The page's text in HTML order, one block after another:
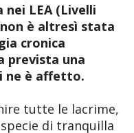
LEA (Livelli
è altresì stata
cronica
prevista una
ne è affetto.
tutte le lacrime,
di tranquilla